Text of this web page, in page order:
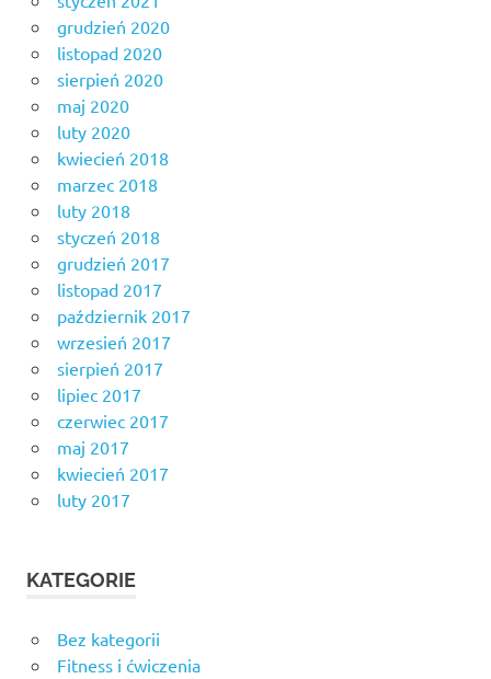
grudzień 2020
listopad 2020
sierpień 2020
maj 2020
luty 2020
kwiecień 2018
marzec 2018
luty 2018
styczeń 2018
grudzień 2017
listopad 2017
październik 2017
wrzesień 2017
sierpień 2017
lipiec 2017
czerwiec 2017
maj 2017
kwiecień 2017
luty 2017
KATEGORIE
Bez kategorii
Fitness i ćwiczenia